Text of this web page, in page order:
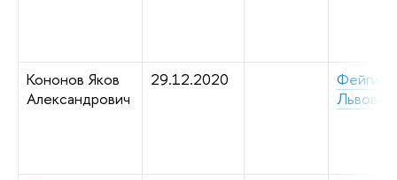
Кононов Яков
Александрович
29.12.2020
Фейгин
Львович